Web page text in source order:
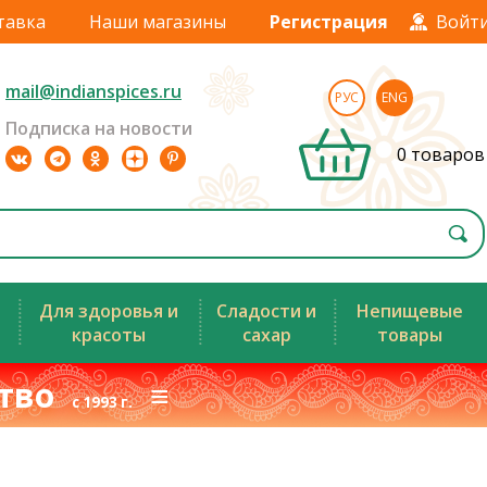
Наши магазины Регистрация
mail@indianspices.ru
Подписка на новости
РУС ENG
0 товаров
Для здоровья и
красоты
Сладости и
сахар
Непищевые
товары
с 1993 г.≡